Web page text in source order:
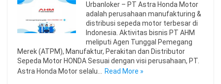
Urbanloker – PT Astra Honda Motor
adalah perusahaan manufakturing &
distribusi sepeda motor terbesar di
Indonesia. Aktivitas bisnis PT AHM
meliputi Agen Tunggal Pemegang
Merek (ATPM), Manufaktur, Perakitan dan Distributor
Sepeda Motor HONDA Sesuai dengan visi perusahaan, PT.
Astra Honda Motor selalu…
Read More »